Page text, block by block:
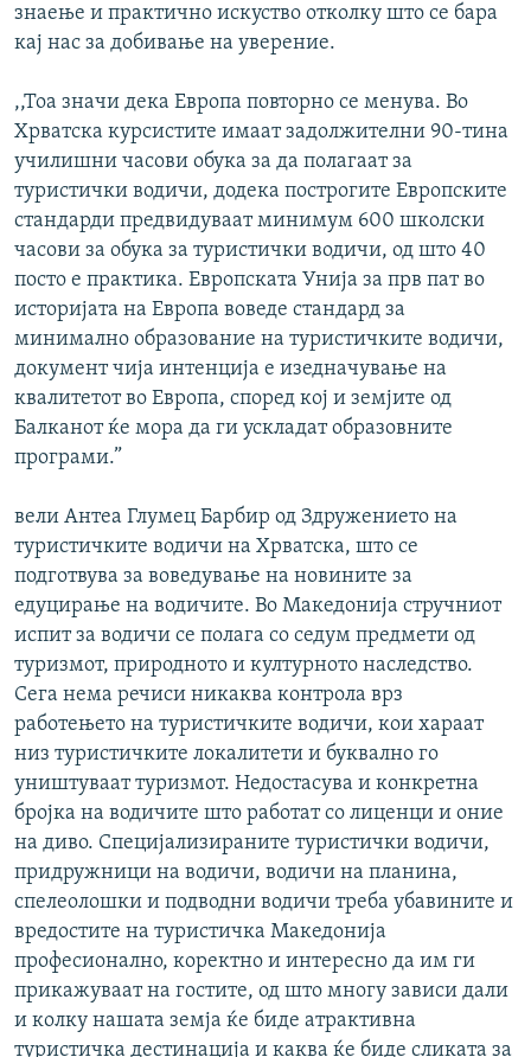
знаење и практично искуство отколку што се бара
кај нас за добивање на уверение.
,,Тоа значи дека Европа повторно се менува. Во
Хрватска курсистите имаат задолжителни 90-тина
училишни часови обука за да полагаат за
туристички водичи, додека построгите Европските
стандарди предвидуваат минимум 600 школски
часови за обука за туристички водичи, од што 40
посто е практика. Европската Унија за прв пат во
историјата на Европа воведе стандард за
минимално образование на туристичките водичи,
документ чија интенција е изедначување на
квалитетот во Европа, според кој и земјите од
Балканот ќе мора да ги ускладат образовните
програми.”
вели Антеа Глумец Барбир од Здружението на
туристичките водичи на Хрватска, што се
подготвува за воведување на новините за
едуцирање на водичите. Во Македонија стручниот
испит за водичи се полага со седум предмети од
туризмот, природното и културното наследство.
Сега нема речиси никаква контрола врз
работењето на туристичките водичи, кои хараат
низ туристичките локалитети и буквално го
уништуваат туризмот. Недостасува и конкретна
бројка на водичите што работат со лиценци и оние
на диво. Специјализираните туристички водичи,
придружници на водичи, водичи на планина,
спелеолошки и подводни водичи треба убавините и
вредостите на туристичка Македонија
професионално, коректно и интересно да им ги
прикажуваат на гостите, од што многу зависи дали
и колку нашата земја ќе биде атрактивна
туристичка дестинација и каква ќе биде сликата за